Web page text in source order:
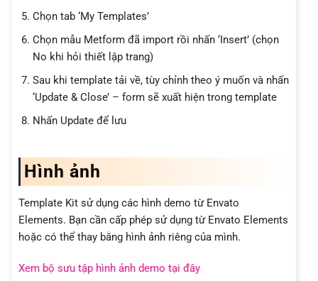
Chọn tab ‘My Templates’
Chọn mẫu Metform đã import rồi nhấn ‘Insert’ (chọn
No khi hỏi thiết lập trang)
Sau khi template tải về, tùy chỉnh theo ý muốn và nhấn
‘Update & Close’ – form sẽ xuất hiện trong template
Nhấn Update để lưu
Hình ảnh
Template Kit sử dụng các hình demo từ Envato
Elements. Bạn cần cấp phép sử dụng từ Envato Elements
hoặc có thể thay bằng hình ảnh riêng của mình.
Xem bộ sưu tập hình ảnh demo tại đây